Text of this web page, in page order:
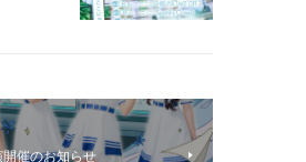
催のお知らせ